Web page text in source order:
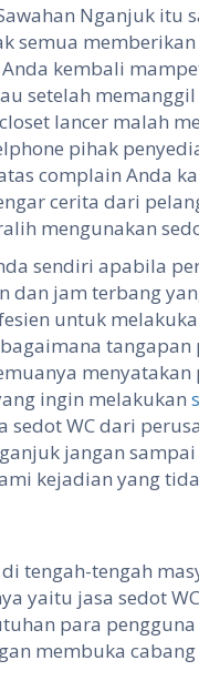
Nganjuk itu
semua
kembali
setelah
lancer malah
pihak
complain Anda
cerita dari
mengunakan
sendiri apabila
jam terbang
untuk
ingin melakukan
WC dari
jangan
kejadian yang
tengah-tengah
yaitu jasa sedot
para
membuka